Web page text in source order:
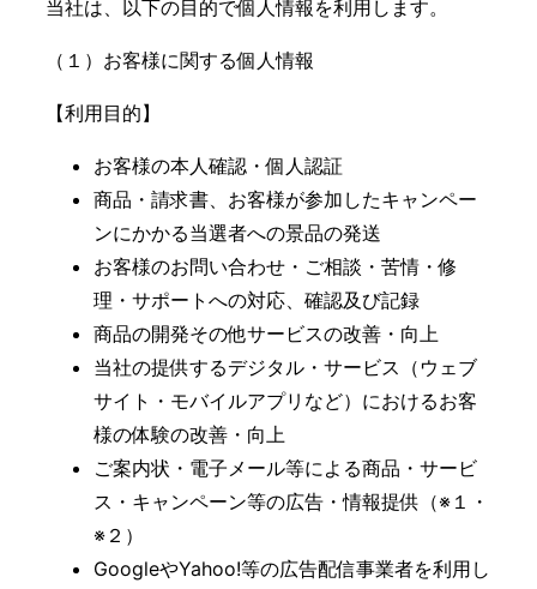
当社は、以下の目的で個人情報を利用します。
（１）お客様に関する個人情報
【利用目的】
お客様の本人確認・個人認証
商品・請求書、お客様が参加したキャンペー
ンにかかる当選者への景品の発送
お客様のお問い合わせ・ご相談・苦情・修
理・サポートへの対応、確認及び記録
商品の開発その他サービスの改善・向上
当社の提供するデジタル・サービス（ウェブ
サイト・モバイルアプリなど）におけるお客
様の体験の改善・向上
ご案内状・電子メール等による商品・サービ
ス・キャンペーン等の広告・情報提供（※１・
※２）
GoogleやYahoo!等の広告配信事業者を利用し